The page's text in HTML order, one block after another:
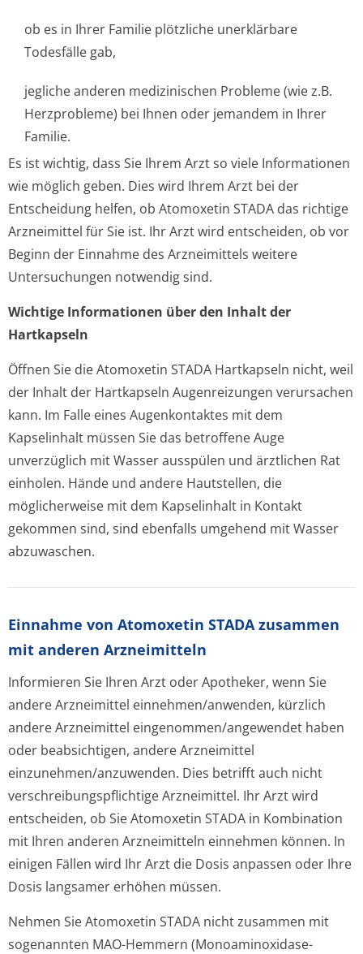
ob es in Ihrer Familie plötzliche unerklärbare
Todesfälle gab,
jegliche anderen medizinischen Probleme (wie z.B.
Herzprobleme) bei Ihnen oder jemandem in Ihrer
Familie.
Es ist wichtig, dass Sie Ihrem Arzt so viele Informationen
wie möglich geben. Dies wird Ihrem Arzt bei der
Entscheidung helfen, ob Atomoxetin STADA das richtige
Arzneimittel für Sie ist. Ihr Arzt wird entscheiden, ob vor
Beginn der Einnahme des Arzneimittels weitere
Untersuchungen notwendig sind.
Wichtige Informationen über den Inhalt der
Hartkapseln
Öffnen Sie die Atomoxetin STADA Hartkapseln nicht, weil
der Inhalt der Hartkapseln Augenreizungen verursachen
kann. Im Falle eines Augenkontaktes mit dem
Kapselinhalt müssen Sie das betroffene Auge
unverzüglich mit Wasser ausspülen und ärztlichen Rat
einholen. Hände und andere Hautstellen, die
möglicherweise mit dem Kapselinhalt in Kontakt
gekommen sind, sind ebenfalls umgehend mit Wasser
abzuwaschen.
Einnahme von Atomoxetin STADA zusammen
mit anderen Arzneimitteln
Informieren Sie Ihren Arzt oder Apotheker, wenn Sie
andere Arzneimittel einnehmen/anwenden, kürzlich
andere Arzneimittel eingenommen/an­gewendet haben
oder beabsichtigen, andere Arzneimittel
einzunehmen/an­zuwenden. Dies betrifft auch nicht
verschreibungspflichti­ge Arzneimittel. Ihr Arzt wird
entscheiden, ob Sie Atomoxetin STADA in Kombination
mit Ihren anderen Arzneimitteln einnehmen können. In
einigen Fällen wird Ihr Arzt die Dosis anpassen oder Ihre
Dosis langsamer erhöhen müssen.
Nehmen Sie Atomoxetin STADA nicht zusammen mit
sogenannten MAO-Hemmern (Monoaminoxidase-